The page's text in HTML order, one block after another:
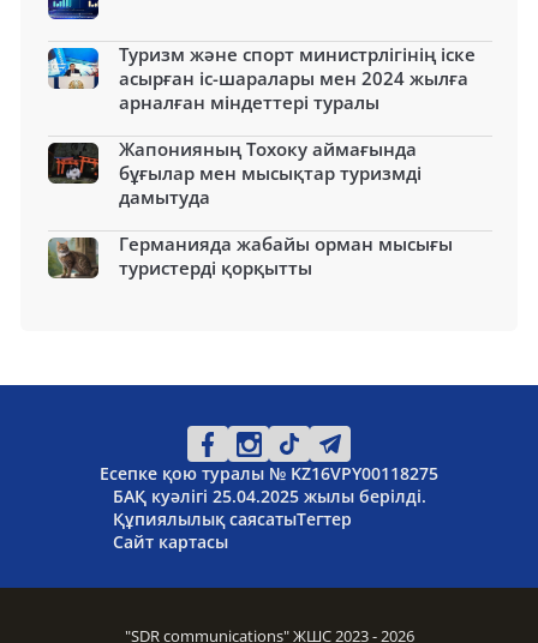
Туризм және спорт министрлігінің іске
асырған іс-шаралары мен 2024 жылға
арналған міндеттері туралы
Жапонияның Тохоку аймағында
бұғылар мен мысықтар туризмді
дамытуда
Германияда жабайы орман мысығы
туристерді қорқытты
Есепке қою туралы № KZ16VPY00118275
БАҚ куәлігі 25.04.2025 жылы берілді.
Құпиялылық саясатыТегтер
Сайт картасы
"SDR communications" ЖШС 2023 - 2026